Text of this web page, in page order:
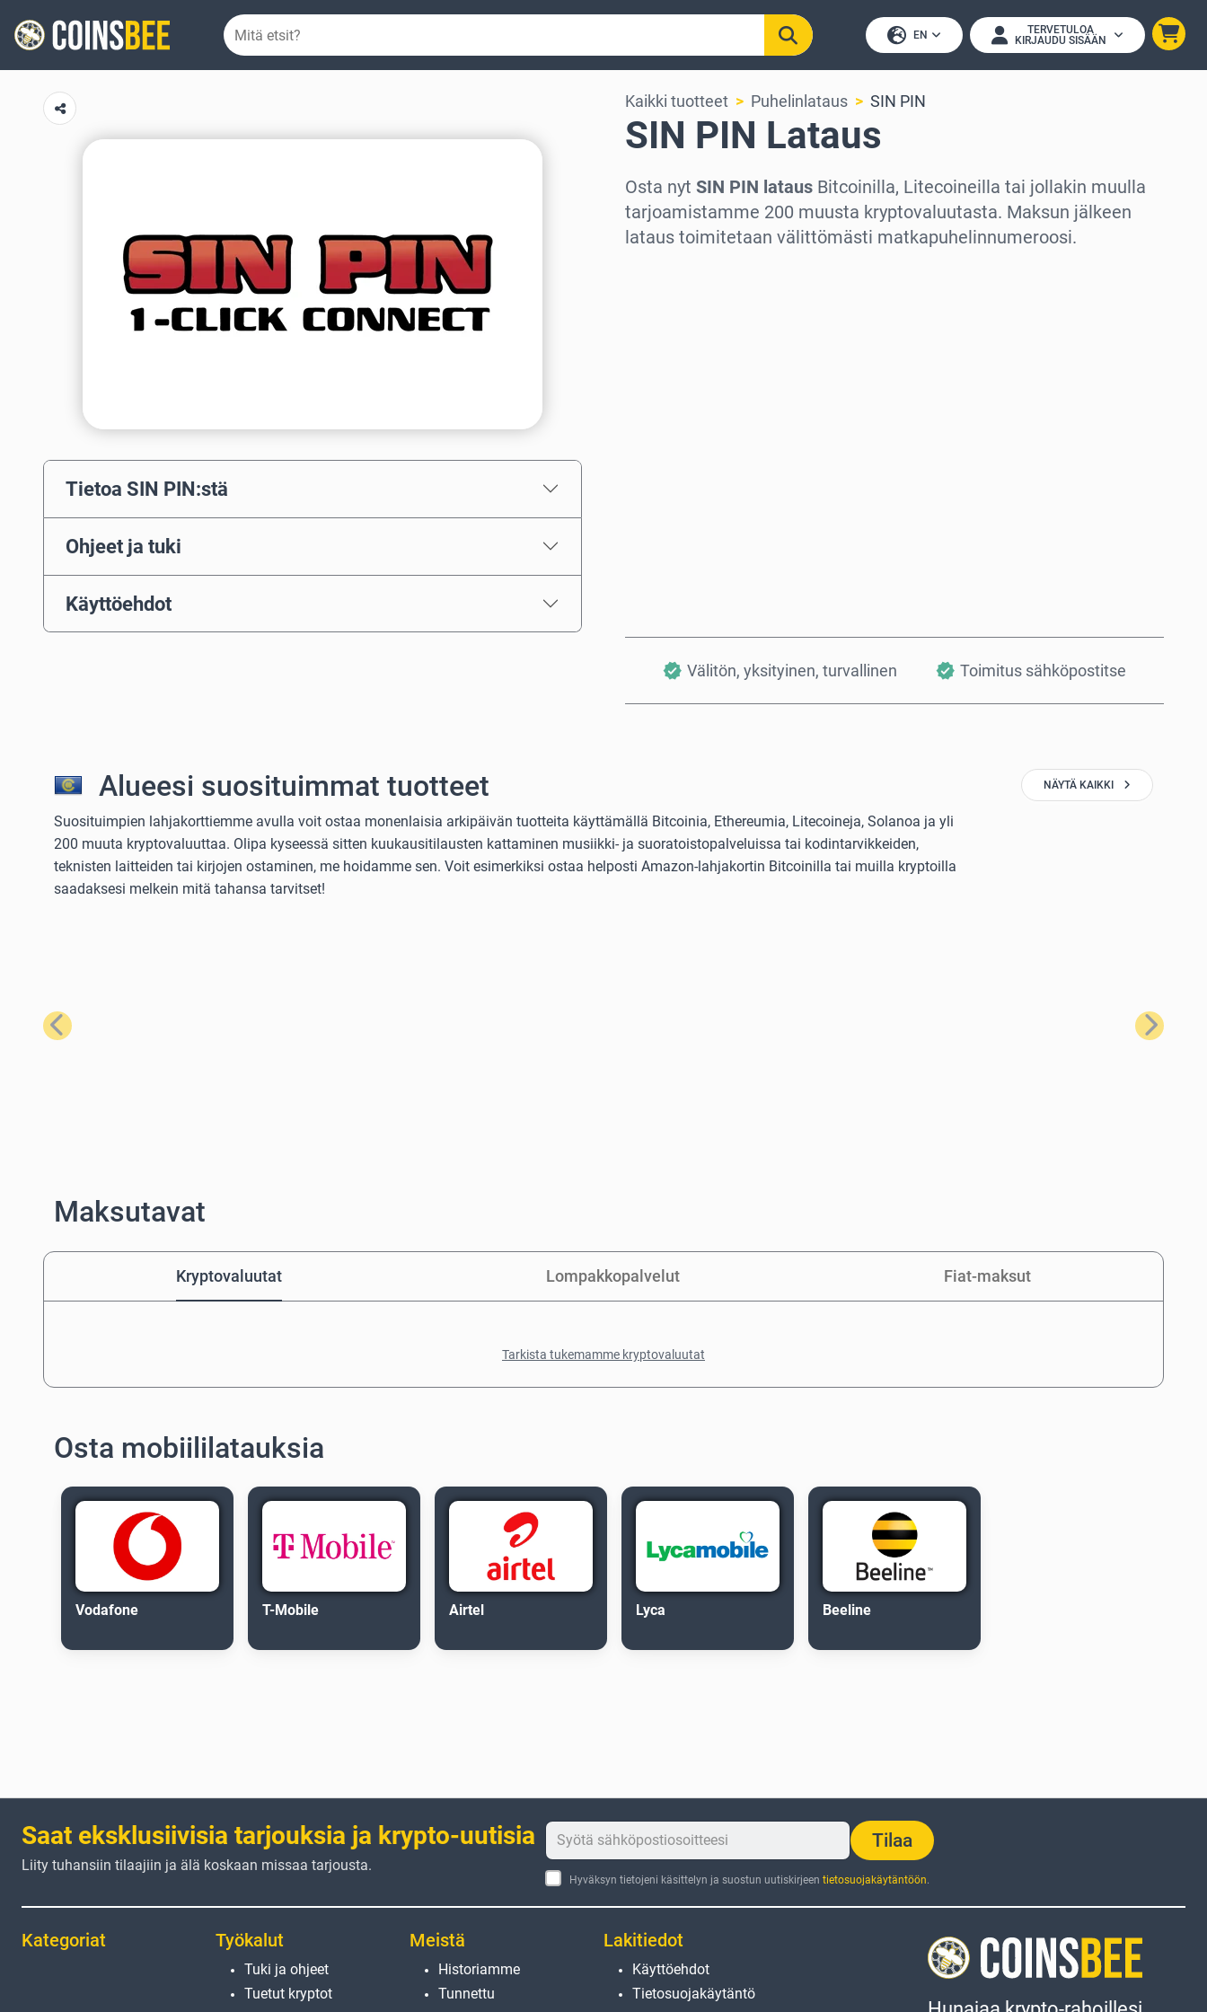
EN
TERVETULOA
KIRJAUDU SISÄÄN
Tietoa SIN PIN:stä
Ohjeet ja tuki
Käyttöehdot
Kaikki tuotteet Puhelinlataus SIN PIN
SIN PIN Lataus
Osta nyt SIN PIN lataus Bitcoinilla, Litecoineilla tai jollakin muulla
tarjoamistamme 200 muusta kryptovaluutasta. Maksun jälkeen
lataus toimitetaan välittömästi matkapuhelinnumeroosi.
Välitön, yksityinen, turvallinen Toimitus sähköpostitse
Alueesi suosituimmat tuotteet
Suosituimpien lahjakorttiemme avulla voit ostaa monenlaisia arkipäivän tuotteita käyttämällä Bitcoinia, Ethereumia, Litecoineja, Solanoa ja yli
200 muuta kryptovaluuttaa. Olipa kyseessä sitten kuukausitilausten kattaminen musiikki- ja suoratoistopalveluissa tai kodintarvikkeiden,
teknisten laitteiden tai kirjojen ostaminen, me hoidamme sen. Voit esimerkiksi ostaa helposti Amazon-lahjakortin Bitcoinilla tai muilla kryptoilla
saadaksesi melkein mitä tahansa tarvitset!
NÄYTÄ KAIKKI
Edellinen Seuraava
Maksutavat
Kryptovaluutat Lompakkopalvelut Fiat-maksut
Tarkista tukemamme kryptovaluutat
Osta mobiililatauksia
Vodafone T-Mobile Airtel Lyca Beeline
Saat eksklusiivisia tarjouksia ja krypto-uutisia
Liity tuhansiin tilaajiin ja älä koskaan missaa tarjousta.
Tilaa
Hyväksyn tietojeni käsittelyn ja suostun uutiskirjeen tietosuojakäytäntöön.
Kategoriat Työkalut
Tuki ja ohjeet
Tuetut kryptot
Meistä
Historiamme
Tunnettu
Lakitiedot
Käyttöehdot
Tietosuojakäytäntö